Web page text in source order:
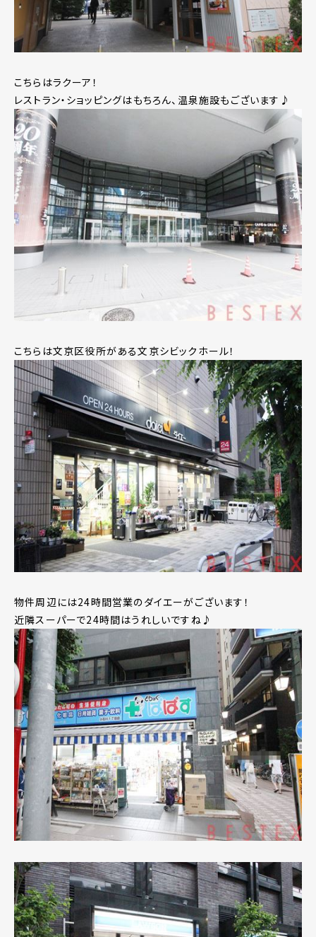
こちらはラクーア！
レストラン・ショッピングはもちろん、温泉施設もございます♪
こちらは文京区役所がある文京シビックホール！
物件周辺には24時間営業のダイエーがございます！
近隣スーパーで24時間はうれしいですね♪